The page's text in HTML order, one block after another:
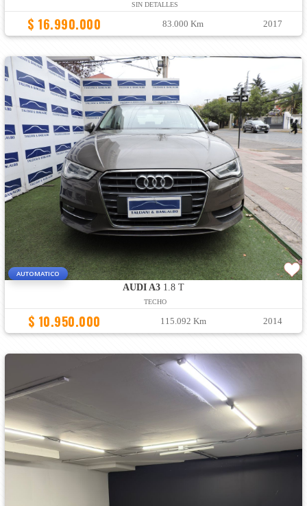
SIN DETALLES
$ 16.990.000 83.000 Km 2017
AUTOMATICO
AUDI A31.8 T
TECHO
$ 10.950.000 115.092 Km 2014